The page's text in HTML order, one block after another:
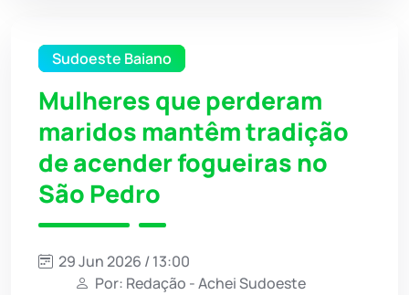
Sudoeste Baiano
Mulheres que perderam
maridos mantêm tradição
de acender fogueiras no
São Pedro
29 Jun 2026 / 13:00
Por: Redação - Achei Sudoeste